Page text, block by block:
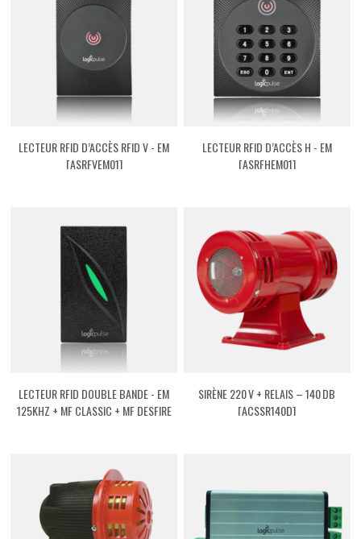
LECTEUR RFID D’ACCÈS RFID V - EM
[ASRFVEM01]
LECTEUR RFID D’ACCÈS H - EM
[ASRFHEM01]
LECTEUR RFID DOUBLE BANDE - EM
125KHZ + MF CLASSIC + MF DESFIRE
SIRÈNE 220 V + RELAIS – 140 DB
[ACSSR140D]